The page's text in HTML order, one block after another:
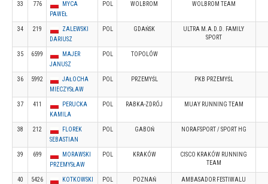
33 776
MYCA
PAWEŁ
POL WOLBROM WOLBROM TEAM
34 219
ZALEWSKI
DARIUSZ
POL GDAŃSK
ULTRA M.A.D.D. FAMILY
SPORT
35 6599
MAJER
JANUSZ
POL TOPOLÓW
36 5992
JAŁOCHA
MIECZYSŁAW
POL PRZEMYŚL PKB PRZEMYŚL
37 411
PERUCKA
KAMILA
POL RABKA-ZDRÓJ MUAY RUNNING TEAM
38 212
FLOREK
SEBASTIAN
POL GABOŃ NORAFSPORT / SPORT HG
39 699
MORAWSKI
PRZEMYSŁAW
POL KRAKÓW
CISCO KRAKÓW RUNNING
TEAM
40 5426
KOTKOWSKI
POL POZNAŃ
AMBASADOR FESTIWALU